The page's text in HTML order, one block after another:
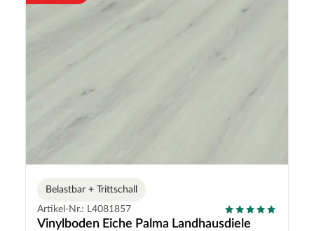
Belastbar + Trittschall
Artikel-Nr.: L4081857
Vinylboden Eiche Palma Landhausdiele